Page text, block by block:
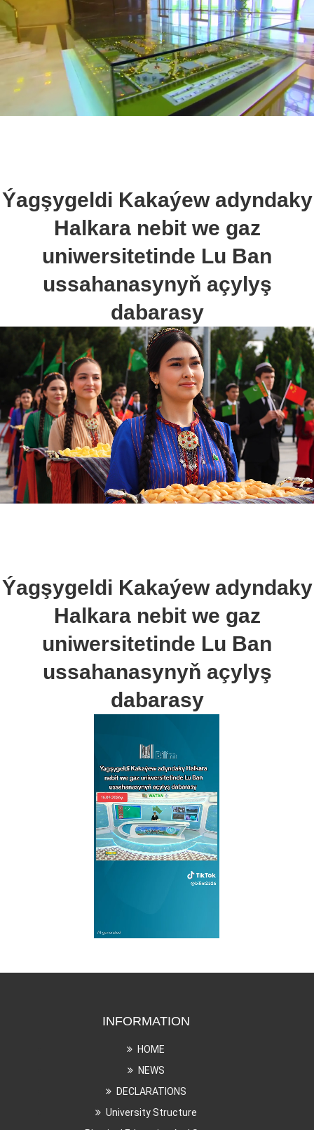
Ýagşygeldi Kakaýew adyndaky
Halkara nebit we gaz
uniwersitetinde Lu Ban
ussahanasynyň açylyş
dabarasy
Ýagşygeldi Kakaýew adyndaky
Halkara nebit we gaz
uniwersitetinde Lu Ban
ussahanasynyň açylyş
dabarasy
INFORMATION
HOME
NEWS
DECLARATIONS
University Structure